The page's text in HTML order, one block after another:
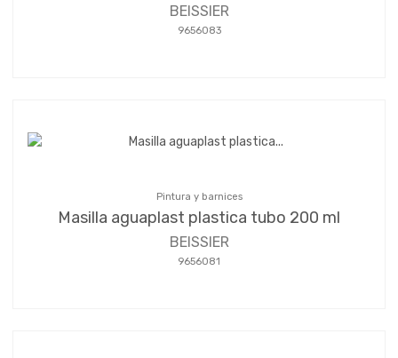
BEISSIER
9656083
Pintura y barnices
Masilla aguaplast plastica tubo 200 ml
BEISSIER
9656081